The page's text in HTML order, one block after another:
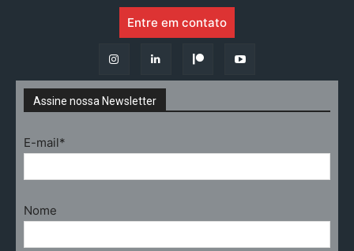
Entre em contato
Assine nossa Newsletter
E-mail*
Nome